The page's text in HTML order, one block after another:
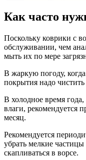
Как часто
Поскольку коврики с
обслуживании, чем
мыть их по мере
В жаркую погоду,
покрытия надо
В холодное время года,
влаги, рекомендуется
месяц.
Рекомендуется
убрать мелкие
скапливаться в ворсе.